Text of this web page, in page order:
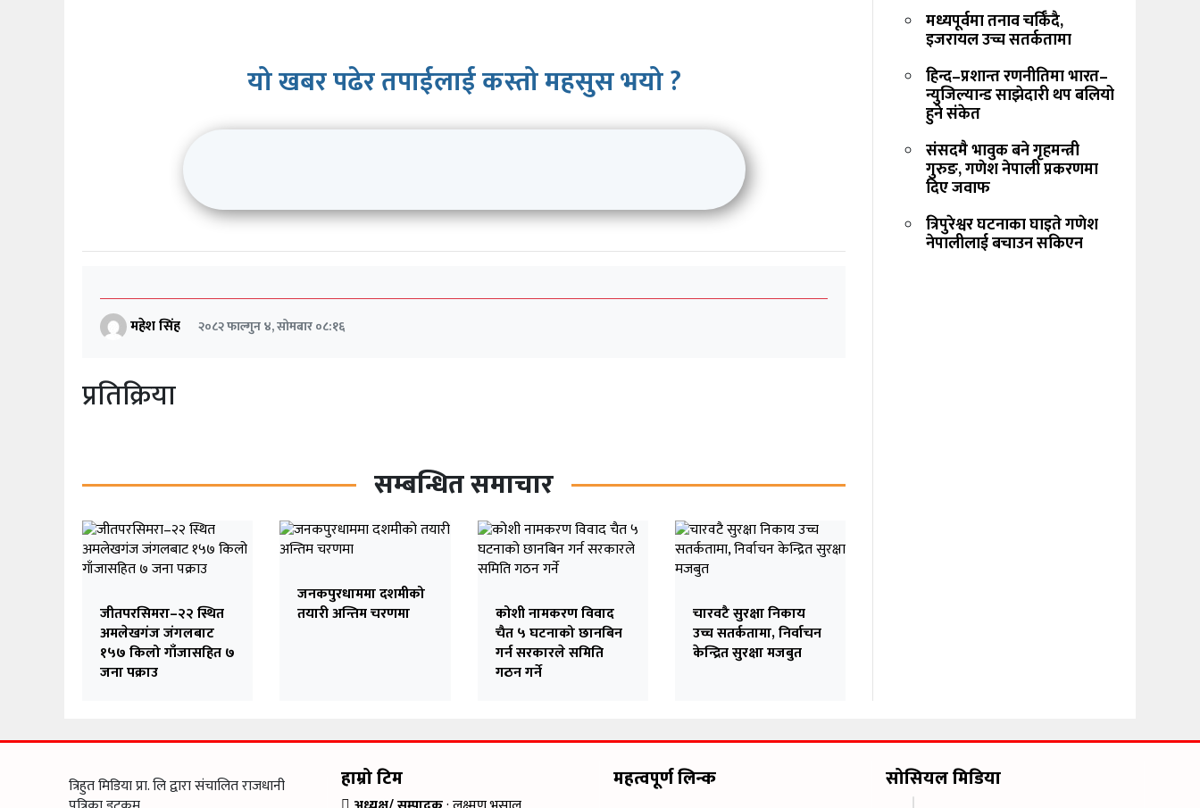
यो खबर पढेर तपाईलाई कस्तो महसुस भयो ?
महेश सिंह २०८२ फाल्गुन ४, सोमबार ०८:१६
प्रतिक्रिया
सम्बन्धित समाचार
जीतपरसिमरा–२२ स्थित
अमलेखगंज जंगलबाट
१५७ किलो गाँजासहित ७
जना पक्राउ
जनकपुरधाममा दशमीको
तयारी अन्तिम चरणमा
कोशी नामकरण विवाद
चैत ५ घटनाको छानबिन
गर्न सरकारले समिति
गठन गर्ने
चारवटै सुरक्षा निकाय
उच्च सतर्कतामा, निर्वाचन
केन्द्रित सुरक्षा मजबुत
मध्यपूर्वमा तनाव चर्किँदै,
इजरायल उच्च सतर्कतामा
हिन्द–प्रशान्त रणनीतिमा भारत–
न्युजिल्यान्ड साझेदारी थप बलियो
हुने संकेत
संसदमै भावुक बने गृहमन्त्री
गुरुङ, गणेश नेपाली प्रकरणमा
दिए जवाफ
त्रिपुरेश्वर घटनाका घाइते गणेश
नेपालीलाई बचाउन सकिएन
त्रिहुत मिडिया प्रा. लि द्वारा संचालित राजधानी
हाम्रो टिम महत्वपूर्ण लिन्क सोसियल मिडिया